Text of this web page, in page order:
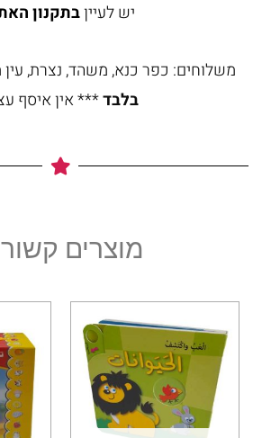
יש לעייןבתקנון
משלוחים: כפר כנא, משהד, נצרת, עין
בלבד*** אין איסף
מוצרים